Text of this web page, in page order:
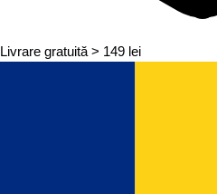
Livrare gratuită > 149 lei